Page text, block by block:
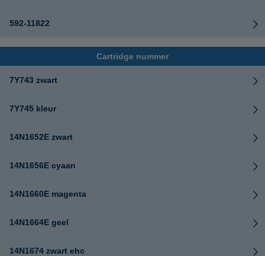
592-11822
Cartridge nummer
7Y743 zwart
7Y745 kleur
14N1652E zwart
14N1656E cyaan
14N1660E magenta
14N1664E geel
14N1674 zwart ehc